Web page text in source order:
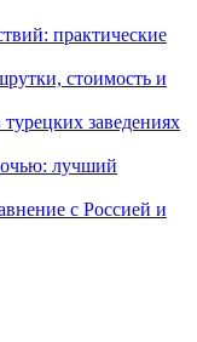
практические
стоимость и
заведениях
лучший
с Россией и